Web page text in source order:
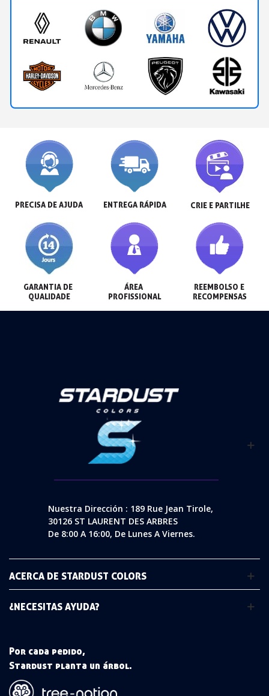
PRECISA DE AJUDA ENTREGA RÁPIDA CRIE E PARTILHE
GARANTIA DE
QUALIDADE
ÁREA
PROFISSIONAL
REEMBOLSO E
RECOMPENSAS
Nuestra Dirección : 189 Rue Jean Tirole,
30126 ST LAURENT DES ARBRES
De 8:00 A 16:00, De Lunes A Viernes.
ACERCA DE STARDUST COLORS
¿NECESITAS AYUDA?
Por cada pedido,
Stardust planta un árbol.